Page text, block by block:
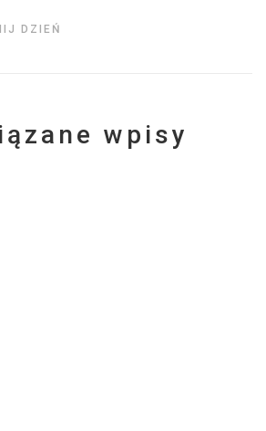
DZIEŃ
wpisy